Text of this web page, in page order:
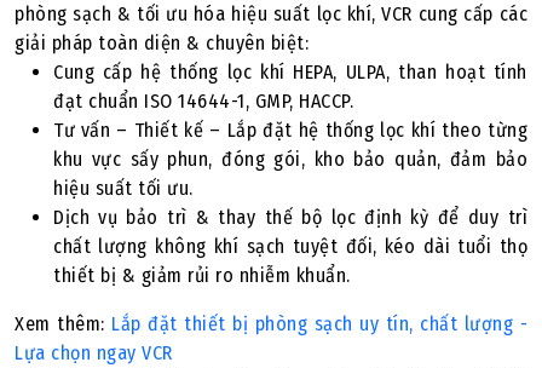
phòng sạch & tối ưu hóa hiệu suất lọc khí, VCR cung cấp các
giải pháp toàn diện & chuyên biệt:
Cung cấp hệ thống lọc khí HEPA, ULPA, than hoạt tính
đạt chuẩn ISO 14644-1, GMP, HACCP.
Tư vấn – Thiết kế – Lắp đặt hệ thống lọc khí theo từng
khu vực sấy phun, đóng gói, kho bảo quản, đảm bảo
hiệu suất tối ưu.
Dịch vụ bảo trì & thay thế bộ lọc định kỳ để duy trì
chất lượng không khí sạch tuyệt đối, kéo dài tuổi thọ
thiết bị & giảm rủi ro nhiễm khuẩn.
Xem thêm: Lắp đặt thiết bị phòng sạch uy tín, chất lượng -
Lựa chọn ngay VCR